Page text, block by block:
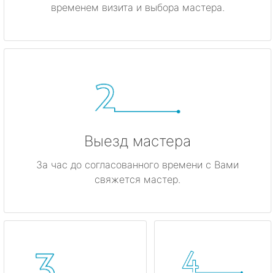
временем визита и выбора мастера.
Выезд мастера
За час до согласованного времени с Вами
свяжется мастер.